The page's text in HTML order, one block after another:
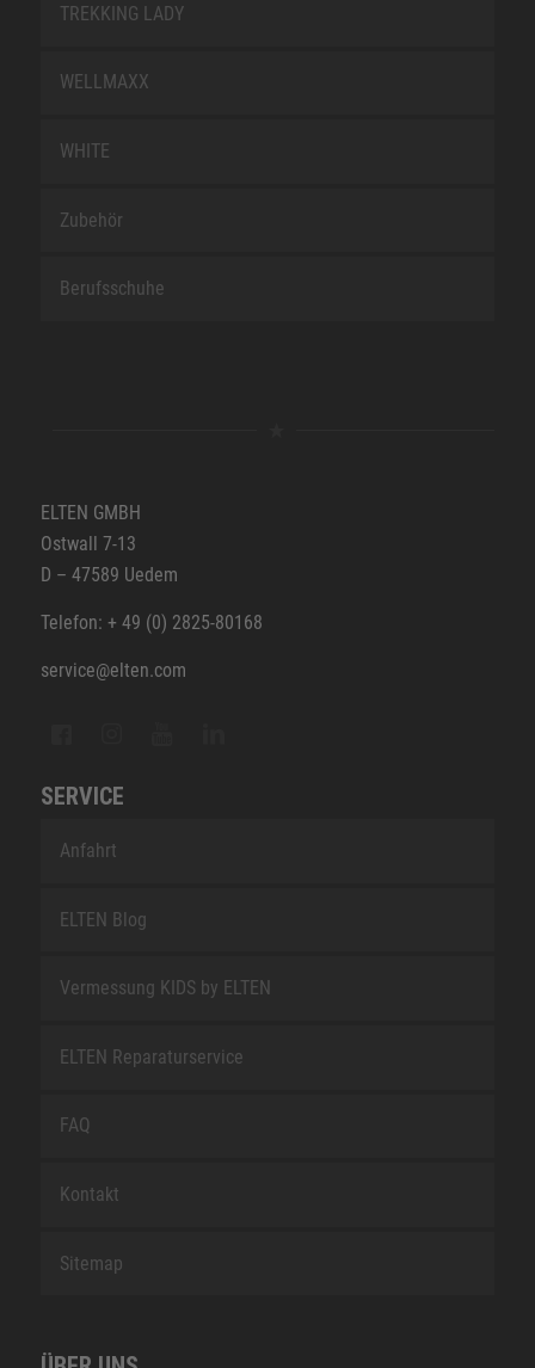
TREKKING LADY
WELLMAXX
WHITE
Zubehör
Berufsschuhe
ELTEN GMBH
Ostwall 7-13
D – 47589 Uedem
Telefon: + 49 (0) 2825-80168
service@elten.com
SERVICE
Anfahrt
ELTEN Blog
Vermessung KIDS by ELTEN
ELTEN Reparaturservice
FAQ
Kontakt
Sitemap